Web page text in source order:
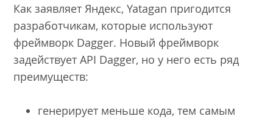
Как заявляет Яндекс, Yatagan пригодится
разработчикам, которые используют
фреймворк Dagger. Новый фреймворк
задействует API Dagger, но у него есть ряд
преимуществ:
генерирует меньше кода, тем самым